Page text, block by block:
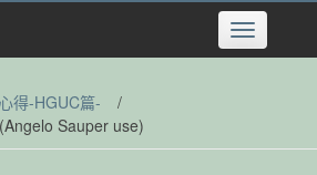
Toggle
navigation
得-HGUC篇-
/
Sauper use)